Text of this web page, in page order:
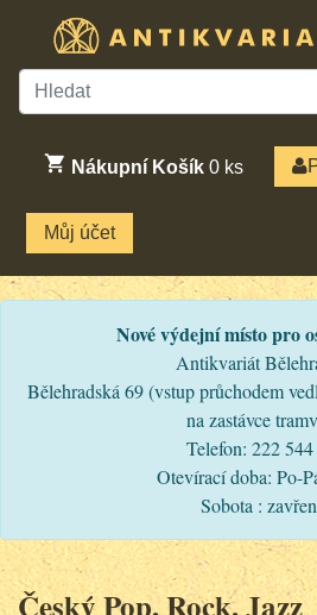
Nákupní Košík 0 ks
Můj účet
Nové výdejní místo pro
Antikvariát
Bělehradská 69 (vstup průchodem
na zastávce
Telefon: 222
Otevírací doba: Po-
Sobota :
Český Pop, Rock, Jazz